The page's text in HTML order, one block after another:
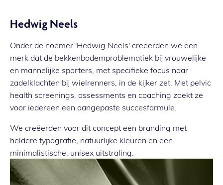
Hedwig Neels
Onder de noemer 'Hedwig Neels' creëerden we een
merk dat de bekkenbodemproblematiek bij vrouwelijke
en mannelijke sporters, met specifieke focus naar
zadelklachten bij wielrenners, in de kijker zet. Met pelvic
health screenings, assessments en coaching zoekt ze
voor iedereen een aangepaste succesformule.
We creëerden voor dit concept een branding met
heldere typografie, natuurlijke kleuren en een
minimalistische, unisex uitstraling.